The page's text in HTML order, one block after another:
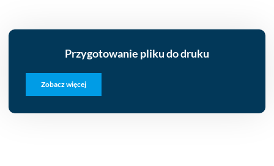
Przygotowanie pliku do druku
Zobacz więcej